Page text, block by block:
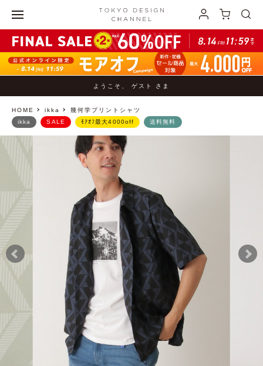
ようこそ、 ゲスト さま
HOME ikka 幾何学プリントシャツ
ikka SALE ﾓｱｵﾌ最大4000off 送料無料